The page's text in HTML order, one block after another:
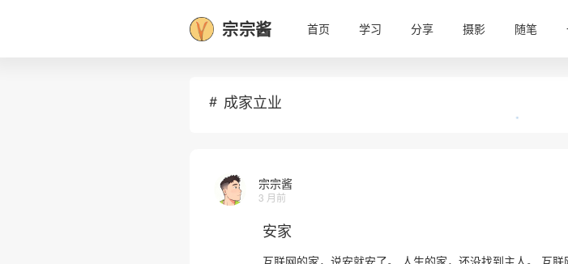
宗宗酱 首页 学习 分享 摄影 随笔
成家立业
宗宗酱
3 月前
安家
互联网的家，说安就安了。 人生的家，还没找到主人。 互联